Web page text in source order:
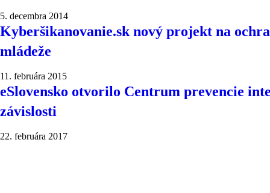
5. decembra 2014
Kyberšikanovanie.sk nový projekt na
mládeže
11. februára 2015
eSlovensko otvorilo Centrum prevencie
závislosti
22. februára 2017